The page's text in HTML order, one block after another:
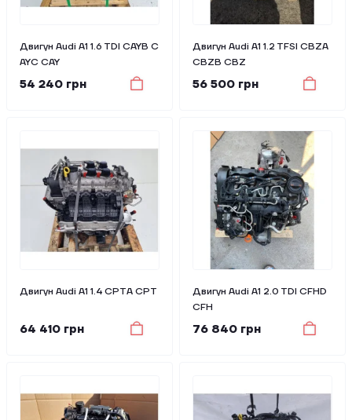
Двигун Audi A1 1.6 TDI CAYB C
AYC CAY
54 240 грн
Двигун Audi A1 1.2 TFSI CBZA
CBZB CBZ
56 500 грн
Двигун Audi A1 1.4 CPTA CPT
64 410 грн
Двигун Audi A1 2.0 TDI CFHD
CFH
76 840 грн